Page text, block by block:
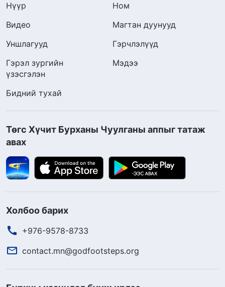
Нүүр
Ном
Видео
Магтан дуунууд
Уншлагууд
Гэрчлэлүүд
Гэрэл зургийн
үзэсгэлэн
Мэдээ
Бидний тухай
Төгс Хүчит Бурханы Чуулганы аппыг татаж
авах
Холбоо барих
+976-9578-8733
contact.mn@godfootsteps.org